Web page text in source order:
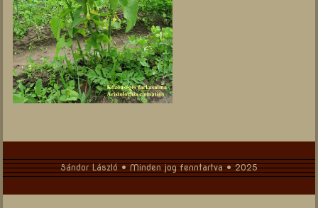
Sándor László • Minden jog fenntartva • 2025